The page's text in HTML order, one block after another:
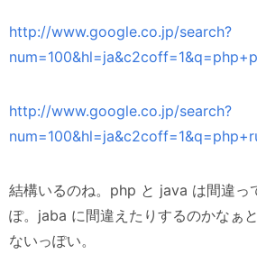
http://www.google.co.jp/search?
http://www.google.co.jp/search?
結構いるのね。php と java は間違っ
ぽ。jaba に間違えたりするのかなぁ
ないっぽい。